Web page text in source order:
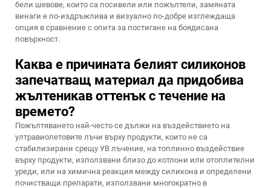
бели шевове, които са посивели или пожълтели, замяната
винаги е по-издръжлива и визуално по-добре изглеждаща
опция в сравнение с опита за постигане на боядисана
повърхност.
Каква е причината белият силиконов
запечатващ материал да придобива
жълтеникав оттенък с течение на
времето?
Пожълтяването най-често се дължи на въздействието на
ултравиолетовите лъчи върху продукти, които не са
стабилизирани срещу УВ лъчение, на топлинно въздействие
върху продукти, използвани близо до котлони или отоплителни
уреди, или на химична реакция между силикона и определени
почистващи препарати, използвани многократно в